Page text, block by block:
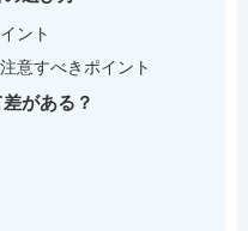
ント
意すべきポイント
がある？